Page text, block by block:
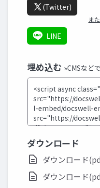
(Twitter)
ま
LINE
埋め込む »CMSなど
ダウンロード
ダウンロード
ダウンロード